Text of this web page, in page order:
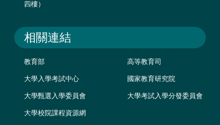
四樓）
相關連結
教育部 高等教育司
大學入學考試中心 國家教育研究院
大學甄選入學委員會 大學考試入學分發委員會
大學校院課程資源網